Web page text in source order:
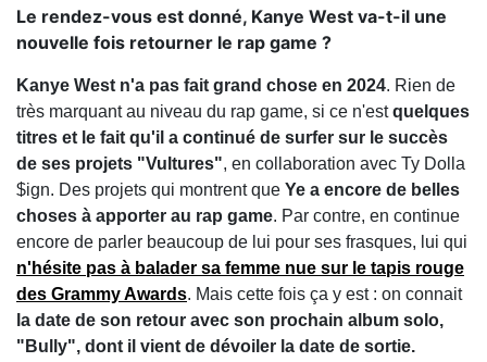
Le rendez-vous est donné, Kanye West va-t-il une
nouvelle fois retourner le rap game ?
Kanye West n'a pas fait grand chose en 2024. Rien de
très marquant au niveau du rap game, si ce n'estquelques
titres et le fait qu'il a continué de surfer sur le succès
de ses projets "Vultures", en collaboration avec Ty Dolla
$ign. Des projets qui montrent que Ye a encore de belles
choses à apporter au rap game. Par contre, en continue
encore de parler beaucoup de lui pour ses frasques, lui qui
n'hésite pas à balader sa femme nue sur le tapis rouge
des Grammy Awards. Mais cette fois ça y est : on connait
la date de son retour avec son prochain album solo,
"Bully", dont il vient de dévoiler la date de sortie.